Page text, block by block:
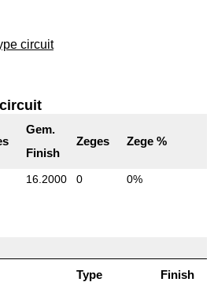
circuit
Gem.
Finish
Zeges Zege %
16.2000 0 0%
Type Finish